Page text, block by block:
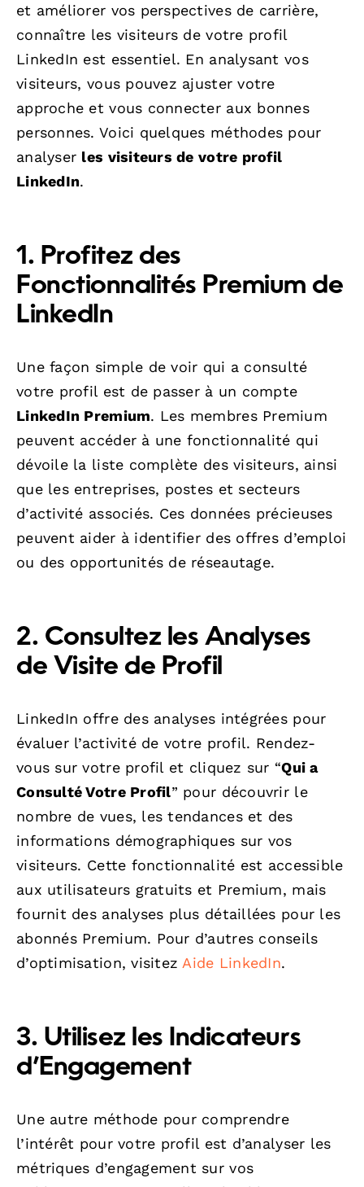
et améliorer vos perspectives de carrière,
connaître les visiteurs de votre profil
LinkedIn est essentiel. En analysant vos
visiteurs, vous pouvez ajuster votre
approche et vous connecter aux bonnes
personnes. Voici quelques méthodes pour
analyser les visiteurs de votre profil
LinkedIn.
1. Profitez des
Fonctionnalités Premium de
LinkedIn
Une façon simple de voir qui a consulté
votre profil est de passer à un compte
LinkedIn Premium. Les membres Premium
peuvent accéder à une fonctionnalité qui
dévoile la liste complète des visiteurs, ainsi
que les entreprises, postes et secteurs
d’activité associés. Ces données précieuses
peuvent aider à identifier des offres d’emploi
ou des opportunités de réseautage.
2. Consultez les Analyses
de Visite de Profil
LinkedIn offre des analyses intégrées pour
évaluer l’activité de votre profil. Rendez-
vous sur votre profil et cliquez sur “Qui a
Consulté Votre Profil” pour découvrir le
nombre de vues, les tendances et des
informations démographiques sur vos
visiteurs. Cette fonctionnalité est accessible
aux utilisateurs gratuits et Premium, mais
fournit des analyses plus détaillées pour les
abonnés Premium. Pour d’autres conseils
d’optimisation, visitez Aide LinkedIn.
3. Utilisez les Indicateurs
d’Engagement
Une autre méthode pour comprendre
l’intérêt pour votre profil est d’analyser les
métriques d’engagement sur vos